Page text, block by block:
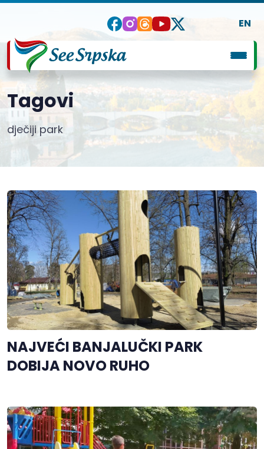
EN
Tagovi
dječiji park
NAJVEĆI BANJALUČKI PARK
DOBIJA NOVO RUHO